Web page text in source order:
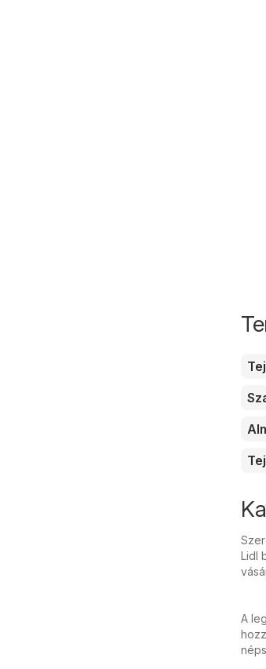
Tej
Lidl
A